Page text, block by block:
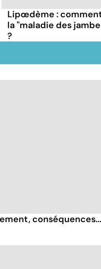
Lipœdème :
la "maladie des
?